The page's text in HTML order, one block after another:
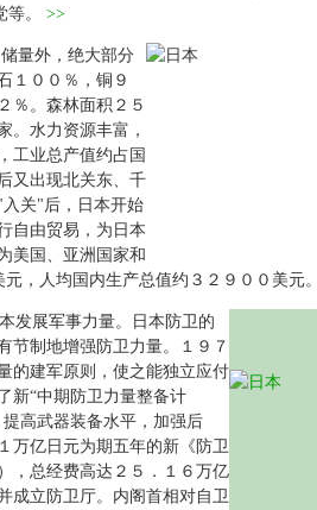
等。 >>
量外，绝大部分
１００％，铜９
％。森林面积２５
。水力资源丰富，
工业总产值约占国
又出现北关东、千
关"后，日本开始
自由贸易，为日本
美国、亚洲国家和
，人均国内生产总值约３２９００美元。
发展军事力量。日本防卫的
节制地增强防卫力量。１９７
的建军原则，使之能独立应付
新“中期防卫力量整备计
高武器装备水平，加强后
万亿日元为期五年的新《防卫
，总经费高达２５．１６万亿
成立防卫厅。内阁首相对自卫